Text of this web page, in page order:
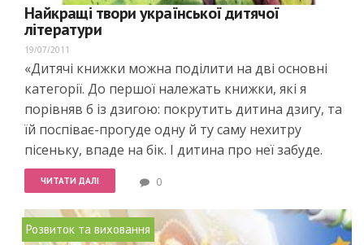
Найкращі твори української дитячої
літератури
19/07/2011
«Дитячі книжки можна поділити на дві основні
категорії. До першої належать книжки, які я
порівняв б із дзигою: покрутить дитина дзигу, та
їй поспіває-прогуде одну й ту саму нехитру
пісеньку, впаде на бік. І дитина про неї забуде.
ЧИТАТИ ДАЛІ 0
Розвиток та виховання